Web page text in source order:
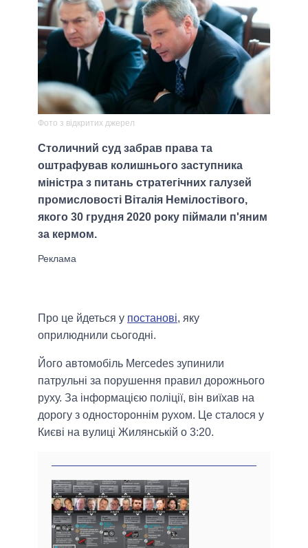
Фото з відкритих джерел
Столичний суд забрав права та
оштрафував колишнього заступника
міністра з питань стратегічних галузей
промисловості Віталія Немілостівого,
якого 30 грудня 2020 року піймали п'яним
за кермом.
Про це йдеться у постанові, яку
оприлюднили сьогодні.
Його автомобіль Mercedes зупинили
патрульні за порушення правил дорожнього
руху. За інформацією поліції, він виїхав на
дорогу з одностороннім рухом. Це сталося у
Києві на вулиці Жилянській о 3:20.